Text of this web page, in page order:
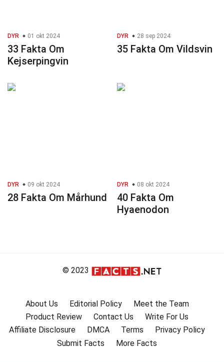
DYR 01 okt 2024
33 Fakta Om
Kejserpingvin
DYR 28 sep 2024
35 Fakta Om Vildsvin
DYR 09 okt 2024
28 Fakta Om Mårhund
DYR 08 okt 2024
40 Fakta Om
Hyaenodon
© 2023
About Us Editorial Policy
Meet the Team
Product Review
Contact Us
Write For Us
Affiliate Disclosure
DMCA Terms
Privacy Policy
Submit Facts
More Facts